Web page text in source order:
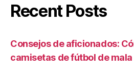
Recent Posts
Consejos de aficionados:
camisetas de fútbol de